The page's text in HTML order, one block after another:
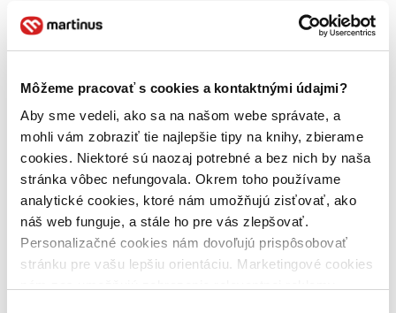
Môžeme pracovať s cookies a kontaktnými údajmi?
Aby sme vedeli, ako sa na našom webe správate, a
mohli vám zobraziť tie najlepšie tipy na knihy, zbierame
cookies. Niektoré sú naozaj potrebné a bez nich by naša
stránka vôbec nefungovala. Okrem toho používame
analytické cookies, ktoré nám umožňujú zisťovať, ako
náš web funguje, a stále ho pre vás zlepšovať.
Personalizačné cookies nám dovoľujú prispôsobovať
stránku pre vašu lepšiu orientáciu. Marketingové cookies
Dostupnosť
na centrálnom sklade (0 titulov)
na centrálnom sklade
predpredaj (0 titulov)predpredaj
dostupná (bez vypredaných) (0 titulov)dostupná (bez
Nové / čítané
nová (0 titulov)nová
čítaná (0 titulov)
čítaná
čítaná - výborný stav (0 titulov)čítaná - výborný stav
čítaná - mierne opotrebovaná (0 titulov)čítaná - mierne
opotrebovaná
čítané verzie vypredaných kníh (0 titulov)čítané verzie
vypredaných kníh
Zúžiť výber